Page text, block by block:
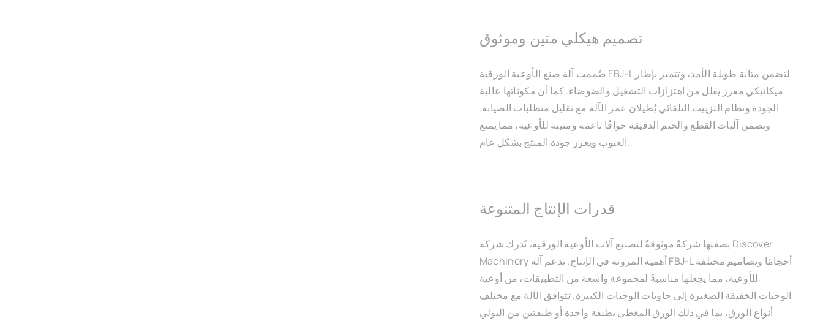
تصميم هيكلي متين وموثوق
صُممت آلة صنع الأوعية الورقية FBJ-L لتضمن متانة طويلة الأمد، وتتميز بإطار
ميكانيكي معزز يقلل من اهتزازات التشغيل والضوضاء. كما أن مكوناتها عالية
الجودة ونظام التزييت التلقائي يُطيلان عمر الآلة مع تقليل متطلبات الصيانة.
وتضمن آليات القطع والختم الدقيقة حوافًا ناعمة ومتينة للأوعية، مما يمنع
العيوب ويعزز جودة المنتج بشكل عام.
قدرات الإنتاج المتنوعة
بصفتها شركةً موثوقةً لتصنيع آلات الأوعية الورقية، تُدرك شركة Discover
Machinery أهمية المرونة في الإنتاج. تدعم آلة FBJ-L أحجامًا وتصاميم مختلفة
للأوعية، مما يجعلها مناسبةً لمجموعة واسعة من التطبيقات، من أوعية
الوجبات الخفيفة الصغيرة إلى حاويات الوجبات الكبيرة. تتوافق الآلة مع مختلف
أنواع الورق، بما في ذلك الورق المغطى بطبقة واحدة أو طبقتين من البولي